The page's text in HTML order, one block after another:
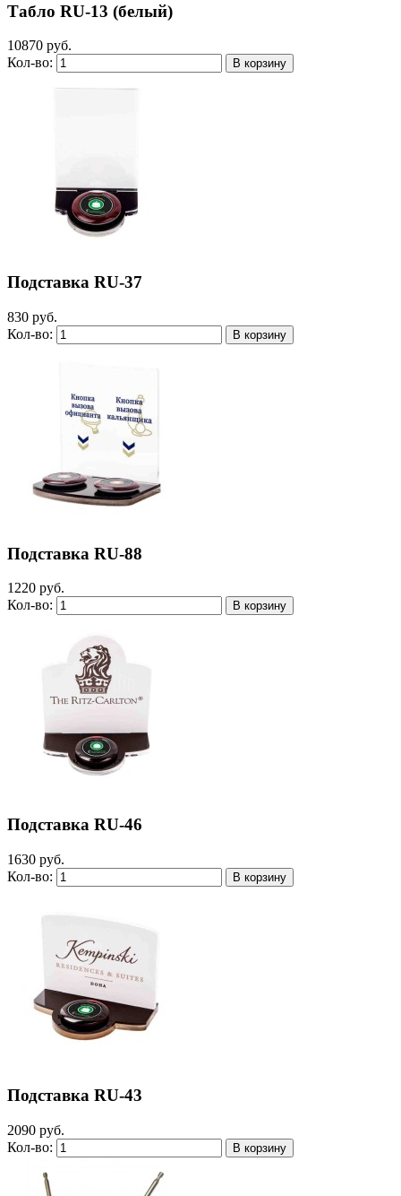
Табло RU-13 (белый)
10870 руб.
Кол-во:
Подставка RU-37
830 руб.
Кол-во:
Подставка RU-88
1220 руб.
Кол-во:
Подставка RU-46
1630 руб.
Кол-во:
Подставка RU-43
2090 руб.
Кол-во: